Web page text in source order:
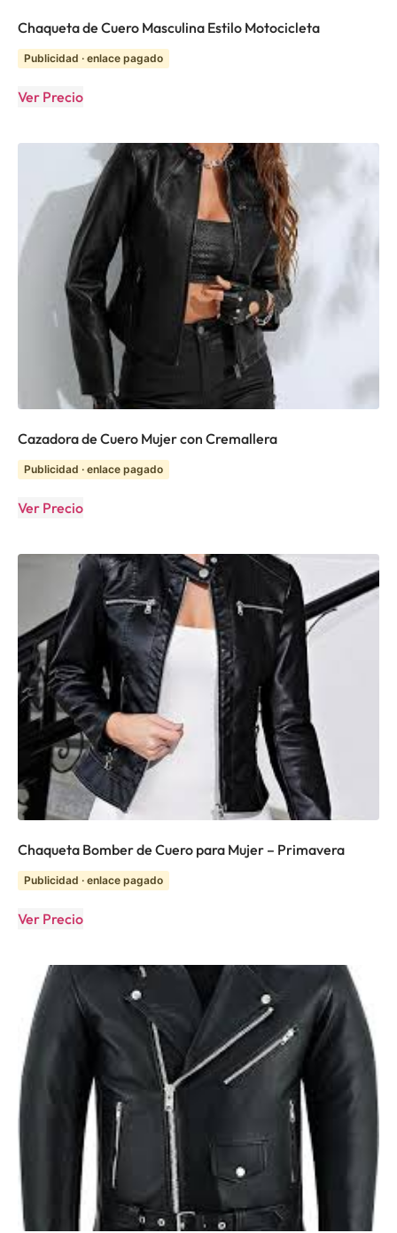
Chaqueta de Cuero Masculina Estilo Motocicleta
Publicidad · enlace pagado
Ver Precio
Cazadora de Cuero Mujer con Cremallera
Publicidad · enlace pagado
Ver Precio
Chaqueta Bomber de Cuero para Mujer – Primavera
Publicidad · enlace pagado
Ver Precio